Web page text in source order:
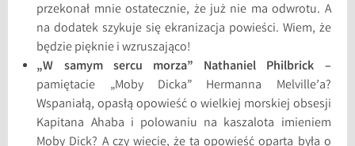
przekonał mnie ostatecznie, że już nie ma odwrotu. A
na dodatek szykuje się ekranizacja powieści. Wiem, że
będzie pięknie i wzruszająco!
„W samym sercu morza”
Nathaniel Philbrick –
pamiętacie „Moby Dicka” Hermanna Melville’a?
Wspaniałą, opasłą opowieść o wielkiej morskiej obsesji
Kapitana Ahaba i polowaniu na kaszalota imieniem